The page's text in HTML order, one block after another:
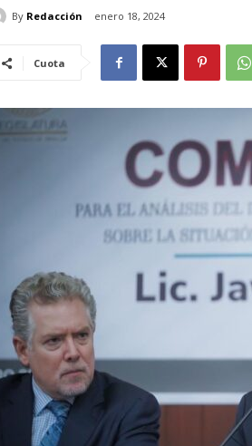
By Redacción enero 18, 2024
Cuota